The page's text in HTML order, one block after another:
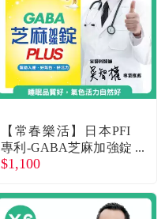
【常春樂活】日本PFI
專利-GABA芝麻加強錠
PLUS（60錠/盒）廠商
$1,100